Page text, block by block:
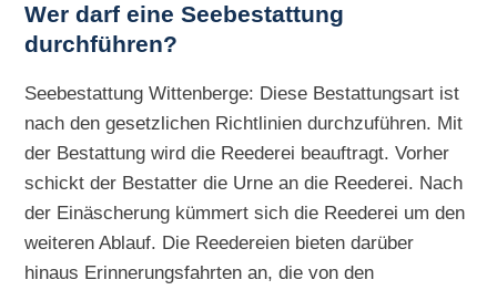
Wer darf eine Seebestattung
durchführen?
Seebestattung Wittenberge: Diese Bestattungsart ist
nach den gesetzlichen Richtlinien durchzuführen. Mit
der Bestattung wird die Reederei beauftragt. Vorher
schickt der Bestatter die Urne an die Reederei. Nach
der Einäscherung kümmert sich die Reederei um den
weiteren Ablauf. Die Reedereien bieten darüber
hinaus Erinnerungsfahrten an, die von den